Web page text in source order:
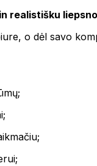
realistišku
o dėl savo